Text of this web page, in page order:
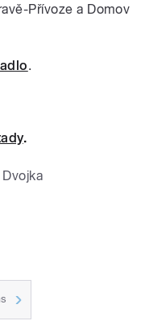
Přívoze a Domov
.
.